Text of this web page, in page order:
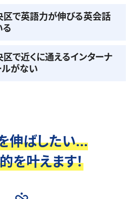
区で英語力が伸びる英会話
で近くに通えるインターナ
ルがない
伸ばしたい...
を叶えます！